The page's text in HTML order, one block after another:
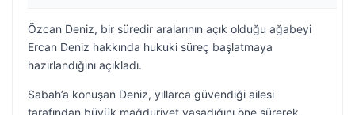
Özcan Deniz, bir süredir aralarının açık olduğu ağabeyi
Ercan Deniz hakkında hukuki süreç başlatmaya
hazırlandığını açıkladı.
Sabah’a konuşan Deniz, yıllarca güvendiği ailesi
tarafından büyük mağduriyet yaşadığını öne sürerek,